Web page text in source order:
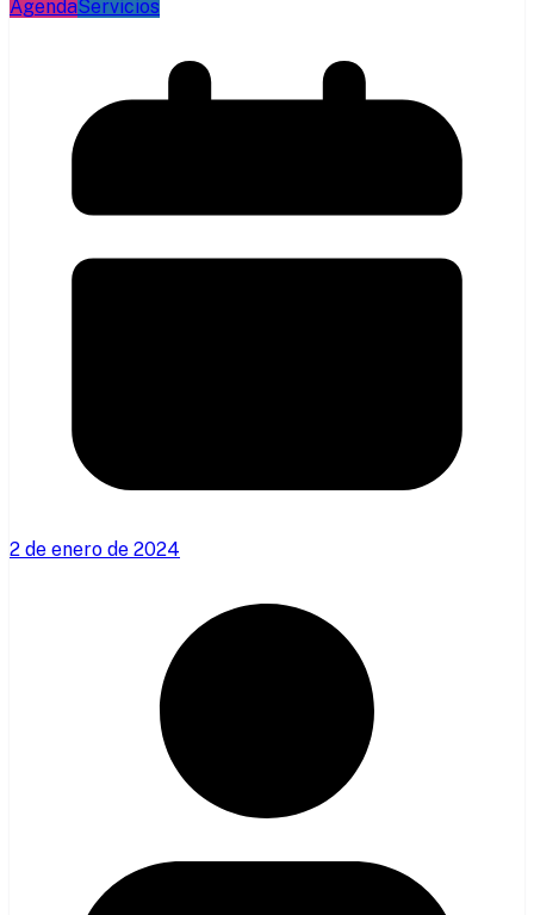
AgendaServicios
2 de enero de 2024